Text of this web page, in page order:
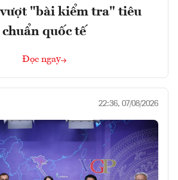
"bài kiểm tra" tiêu
chuẩn quốc tế
Đọc ngay
22:36, 07/08/2026